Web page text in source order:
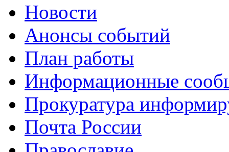
Новости
Анонсы событий
План работы
Информационные
Прокуратура
Почта России